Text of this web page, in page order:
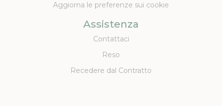
Aggiorna le preferenze sui cookie
Assistenza
Contattaci
Reso
Recedere dal Contratto